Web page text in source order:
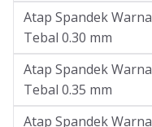
Atap Spandek Warna
Tebal 0.30 mm
Atap Spandek Warna
Tebal 0.35 mm
Atap Spandek Warna